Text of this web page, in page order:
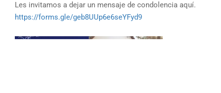
Les invitamos a dejar un mensaje de condolencia aquí.
https://forms.gle/geb8UUp6e6seYFyd9